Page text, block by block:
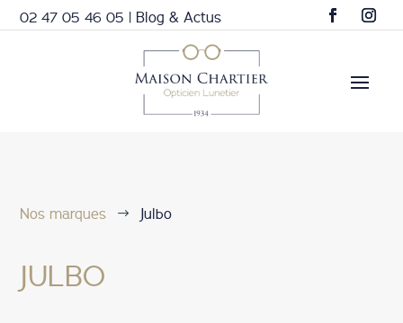
02 47 05 46 05 | Blog & Actus
Nos marques $ Julbo
JULBO